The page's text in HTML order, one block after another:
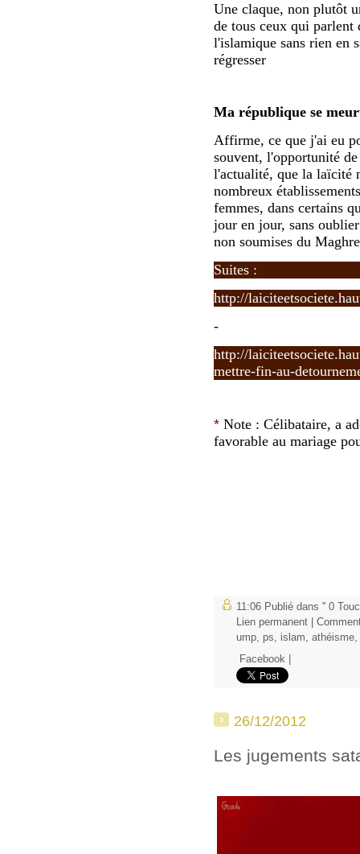
Une claque, non plutôt
de tous ceux qui
l'islamique sans rien en
régresser
Ma république se
Affirme, ce que j'ai eu
souvent, l'opportunité
l'actualité, que la laïcité
nombreux
femmes, dans certains
jour en jour, sans
non soumises du
Suites :
http://
-
http://
mettre-fin-au-
* Note : Célibataire, a
favorable au mariage
11:06 Publié dans '' 0
Lien permanent
ump, ps, islam, athéisme,
Facebook
26/12/2012
Les jugements